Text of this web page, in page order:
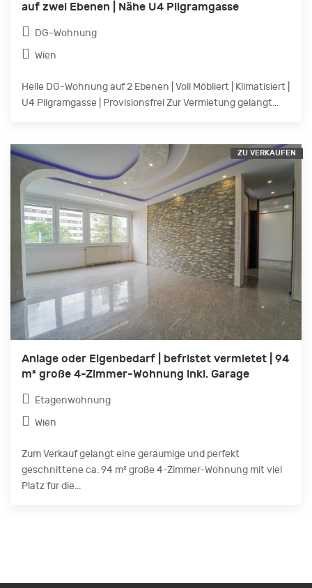
auf zwei Ebenen | Nähe U4 Pilgramgasse
DG-Wohnung
Wien
Helle DG-Wohnung auf 2 Ebenen | Voll Möbliert | Klimatisiert |
U4 Pilgramgasse | Provisionsfrei Zur Vermietung gelangt...
Anlage oder Eigenbedarf | befristet vermietet | 94
m² große 4-Zimmer-Wohnung inkl. Garage
Etagenwohnung
Wien
Zum Verkauf gelangt eine geräumige und perfekt
geschnittene ca. 94 m² große 4-Zimmer-Wohnung mit viel
Platz für die...
ZU VERKAUFEN